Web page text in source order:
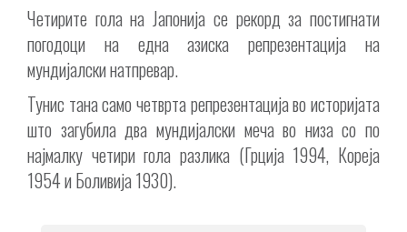
Четирите гола на Јапонија се рекорд за постигнати
погодоци на една азиска репрезентација на
мундијалски натпревар.
Тунис тана само четврта репрезентација во историјата
што загубила два мундијалски меча во низа со по
најмалку четири гола разлика (Грција 1994, Кореја
1954 и Боливија 1930).